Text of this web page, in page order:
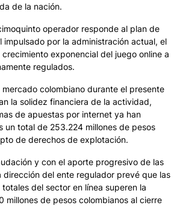
de la nación.
operador responde al plan de
impulsado por la administración actual, el
exponencial del juego online a
regulados.
colombiano durante el presente
la solidez financiera de la actividad,
de apuestas por internet ya han
un total de 253.224 millones de pesos
de derechos de explotación.
y con el aporte progresivo de las
dirección del ente regulador prevé que las
del sector en línea superen la
millones de pesos colombianos al cierre